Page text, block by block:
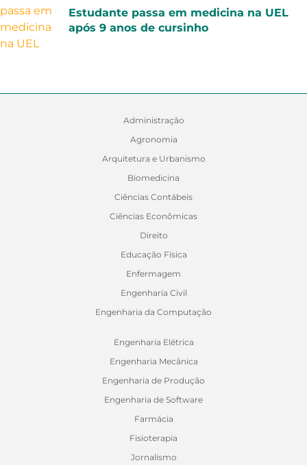
Estudante passa em medicina na UEL
após 9 anos de cursinho
Administração
Agronomia
Arquitetura e Urbanismo
Biomedicina
Ciências Contábeis
Ciências Econômicas
Direito
Educação Física
Enfermagem
Engenharia Civil
Engenharia da Computação
Engenharia Elétrica
Engenharia Mecânica
Engenharia de Produção
Engenharia de Software
Farmácia
Fisioterapia
Jornalismo